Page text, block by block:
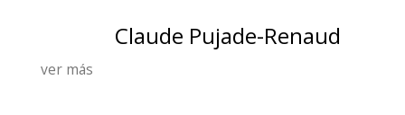
Claude Pujade-Renaud
ver más